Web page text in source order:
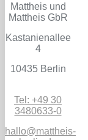
Mattheis und
Mattheis GbR
Kastanienallee
4
10435 Berlin
Tel: +49 30
3480633-0
hallo@mattheis-